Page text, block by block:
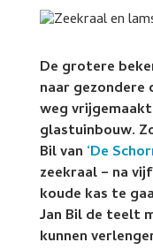
De grotere
naar
weg
glastuinbouw.
Bil van ‘De
zeekraal – na
koude kas te
Jan Bil de teelt
kunnen